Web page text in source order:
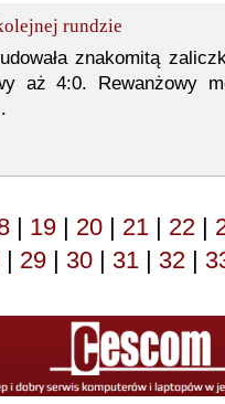
rundzie
znakomitą
aż 4:0. Rewanżowy
| 19 | 20 | 21 | 22 |
| 29 | 30 | 31 | 32 |